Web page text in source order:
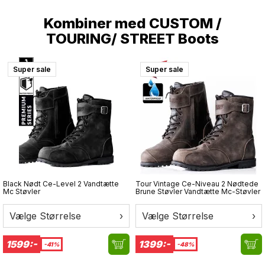
Kombiner med CUSTOM /
TOURING/ STREET Boots
Super sale
Black Nødt Ce-Level 2 Vandtætte
Mc Støvler
Vælge Størrelse ›
1599:- -41%
Super sale
Tour Vintage Ce-Niveau 2 Nødtede
Brune Støvler Vandtætte Mc-Støvler
Vælge Størrelse ›
1399:- -48%